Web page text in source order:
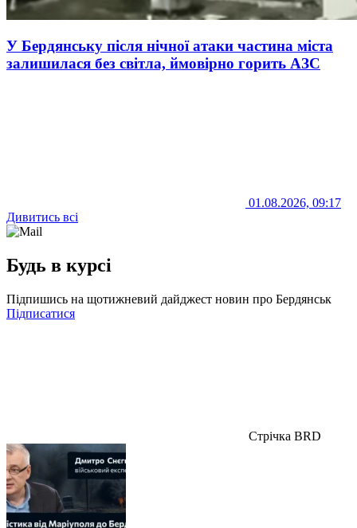
У Бердянську після нічної атаки частина міста
залишилася без світла, ймовірно горить АЗС
01.08.2026, 09:17
Дивитись всі
Будь в курсі
Підпишись на щотижневий дайджест новин про Бердянськ
Підписатися
Стрічка BRD